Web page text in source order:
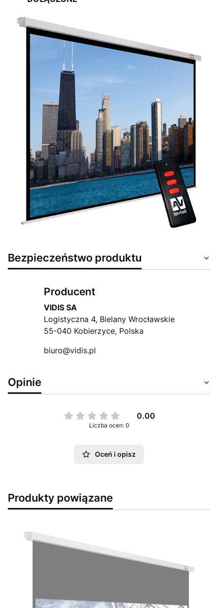
Bezpieczeństwo produktu
Producent
VIDIS SA
Logistyczna 4, Bielany Wrocławskie
55-040 Kobierzyce, Polska
biuro@vidis.pl
Opinie
0.00
Liczba ocen: 0
Oceń i opisz
Produkty powiązane